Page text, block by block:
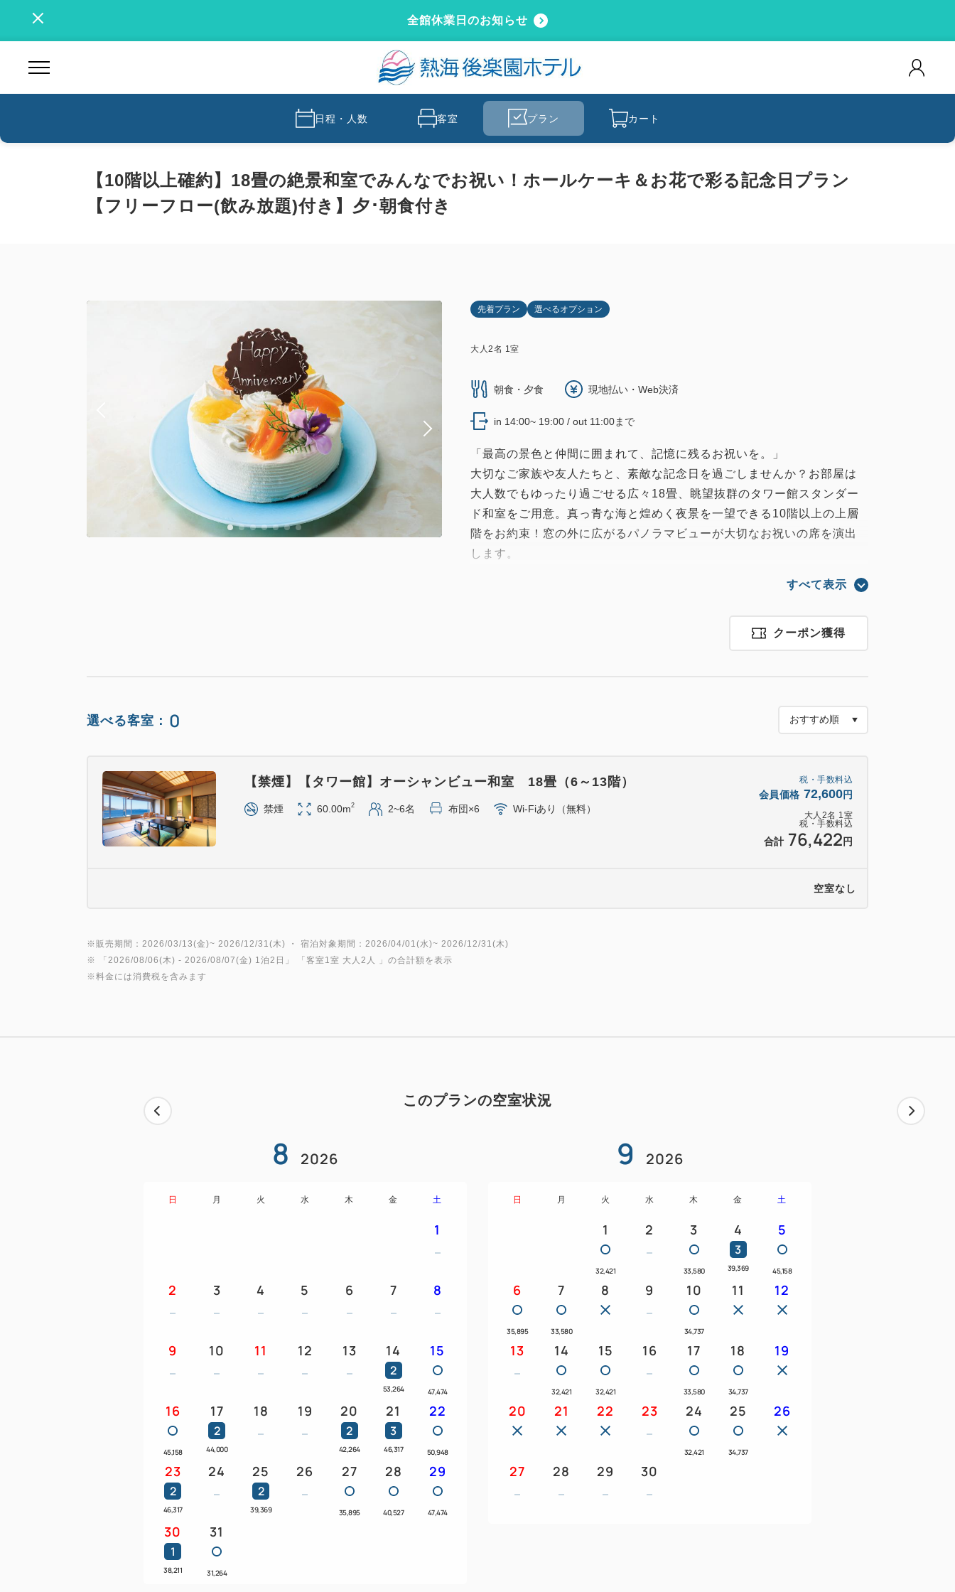
全館休業日のお知らせ
日程・人数 客室 プラン カート
【10階以上確約】18畳の絶景和室でみんなでお祝い！ホールケーキ＆お花で彩る記念日プラン
【フリーフロー(飲み放題)付き】夕･朝食付き
先着プラン 選べるオプション
大人2名 1室
朝食・夕食 現地払い・Web決済
in 14:00~ 19:00 / out 11:00まで
「最高の景色と仲間に囲まれて、記憶に残るお祝いを。」
大切なご家族や友人たちと、素敵な記念日を過ごしませんか？お部屋は
大人数でもゆったり過ごせる広々18畳、眺望抜群のタワー館スタンダー
ド和室をご用意。真っ青な海と煌めく夜景を一望できる10階以上の上層
階をお約束！窓の外に広がるパノラマビューが大切なお祝いの席を演出
します。
意！特別な時間を彩ります。周りを気にせずお部屋でゆったりと、特別
※ケーキのプレートに記載するメッセージを「詳細情報の入力」画面で
ご入力ください(20文字以内)。ご入力がない場合には「Happy
Anniversary」にてご用意いたします。
※ケーキはチェックイン時にお部屋備え付けの冷蔵庫内にご用意いたし
は和洋ブッフェをご用意いたします。
※お食事会場は選べません。当日のご案内となります。
■夕食ブッフェ時アルコールフリーフロー(飲み放題)付き■
※お酒の銘柄は、時期や仕入状況により変更となる場合がございます。
※お酒が苦手なお客様やお子様にもお楽しみいただけますように、ソフ
トドリンクもフリーフローとしてご提供いたします。
※アルコール・ソフトドリンクのフリーフローは宿泊料金に含まれてお
ります。
※フリーフローは90分制となります。
※20歳未満の方には酒類を提供できません。
宝石を散りばめたような夜景とコバルト色の相模灘の景色が一面に広が
るタワー館『海望の湯』をお楽しみいただけます。
すべて表示
クーポン獲得
選べる客室： 0
税・手数料込
会員価格 72,600円
大人 2名 1室
税・手数料込
合計 76,422 円
【禁煙】【タワー館】オーシャンビュー和室 18畳（6～13階）
禁煙 60.00m2 2~6名 布団×6 Wi-Fiあり（無料）
空室なし
※販売期間：2026/03/13(金)~ 2026/12/31(木) ・ 宿泊対象期間：2026/04/01(水)~ 2026/12/31(木)
※ 「 2026/08/06(木) - 2026/08/07(金) 1泊2日 」 「 客室1室 大人2人
」の合計額を表示
※料金には消費税を含みます
このプランの空室状況
8 2026
日 月 火 水 木 金 土
1
2 3 4 5 6 7 8
9 10 11 12 13 14
2
53,264
15
47,474
16
45,158
17
2
44,000
18 19 20
2
42,264
21
3
46,317
22
50,948
23
2
46,317
24 25
2
39,369
26 27
35,895
28
40,527
29
47,474
30
1
38,211
31
31,264
9 2026
日 月 火 水 木 金 土
1
32,421
2 3
33,580
4
3
39,369
5
45,158
6
35,895
7
33,580
8 9 10
34,737
11 12
13 14
32,421
15
32,421
16 17
33,580
18
34,737
19
20 21 22 23 24
32,421
25
34,737
26
27 28 29 30